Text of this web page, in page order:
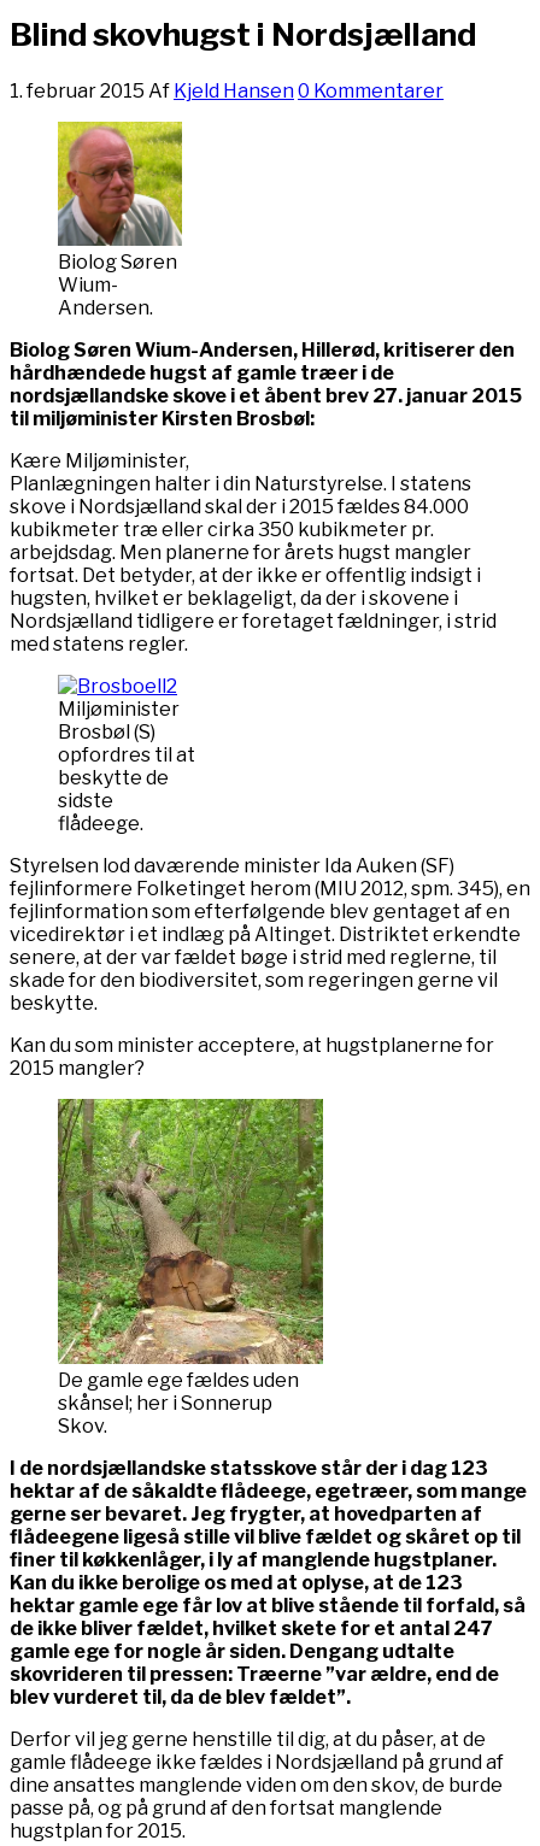
Blind skovhugst i Nordsjælland
1. februar 2015 Af Kjeld Hansen0 Kommentarer
Biolog Søren
Wium-
Andersen.
Biolog Søren Wium-Andersen, Hillerød, kritiserer den
hårdhændede hugst af gamle træer i de
nordsjællandske skove i et åbent brev 27. januar 2015
til miljøminister Kirsten Brosbøl:
Kære Miljøminister,
Planlægningen halter i din Naturstyrelse. I statens
skove i Nordsjælland skal der i 2015 fældes 84.000
kubikmeter træ eller cirka 350 kubikmeter pr.
arbejdsdag. Men planerne for årets hugst mangler
fortsat. Det betyder, at der ikke er offentlig indsigt i
hugsten, hvilket er beklageligt, da der i skovene i
Nordsjælland tidligere er foretaget fældninger, i strid
med statens regler.
Miljøminister
Brosbøl (S)
opfordres til at
beskytte de
sidste
flådeege.
Styrelsen lod daværende minister Ida Auken (SF)
fejlinformere Folketinget herom (MIU 2012, spm. 345), en
fejlinformation som efterfølgende blev gentaget af en
vicedirektør i et indlæg på Altinget. Distriktet erkendte
senere, at der var fældet bøge i strid med reglerne, til
skade for den biodiversitet, som regeringen gerne vil
beskytte.
Kan du som minister acceptere, at hugstplanerne for
2015 mangler?
De gamle ege fældes uden
skånsel; her i Sonnerup
Skov.
I de nordsjællandske statsskove står der i dag 123
hektar af de såkaldte flådeege, egetræer, som mange
gerne ser bevaret. Jeg frygter, at hovedparten af
flådeegene ligeså stille vil blive fældet og skåret op til
finer til køkkenlåger, i ly af manglende hugstplaner.
Kan du ikke berolige os med at oplyse, at de 123
hektar gamle ege får lov at blive stående til forfald, så
de ikke bliver fældet, hvilket skete for et antal 247
gamle ege for nogle år siden. Dengang udtalte
skovrideren til pressen: Træerne ”var ældre, end de
blev vurderet til, da de blev fældet”.
Derfor vil jeg gerne henstille til dig, at du påser, at de
gamle flådeege ikke fældes i Nordsjælland på grund af
dine ansattes manglende viden om den skov, de burde
passe på, og på grund af den fortsat manglende
hugstplan for 2015.